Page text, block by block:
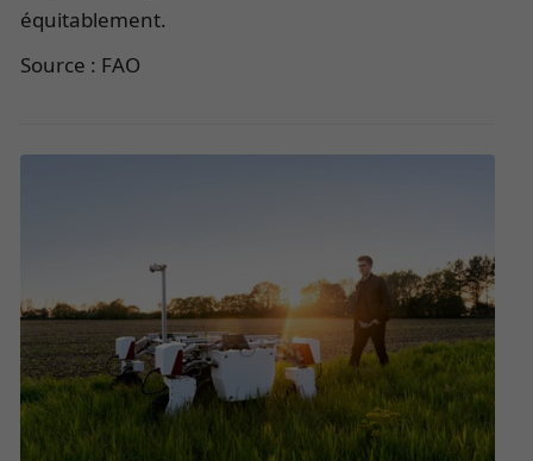
équitablement.
Source : FAO